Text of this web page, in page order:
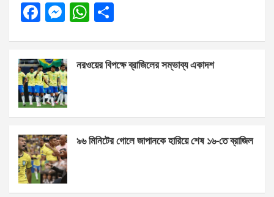
F
b
o
o
k
M
n
g
er
W
s
p
e
নরওয়ের বিপক্ষে ব্রাজিলের সম্ভাব্য একাদশ
৯৬ মিনিটের গোলে জাপানকে হারিয়ে শেষ ১৬-তে ব্রাজিল